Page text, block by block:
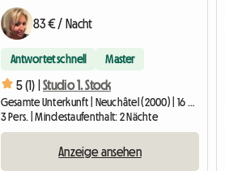
83 € / Nacht
Antwortet schnell Master
5 (1) | Studio 1. Stock
Gesamte Unterkunft | Neuchâtel (2000) | 16 M2
3 Pers. | Mindestaufenthalt: 2 Nächte
Anzeige ansehen